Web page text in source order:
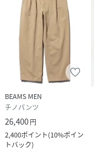
素材感：非常にベ
ポイント：定番の
ル仕上げなので足
BEAMSPLUS/ビ
”長年着られる飽
世代へと続くカジ
ています。
性別タイプ
BEAMS MEN
チノパンツ
26,400円
2,400ポイント(10%ポイン
トバック)